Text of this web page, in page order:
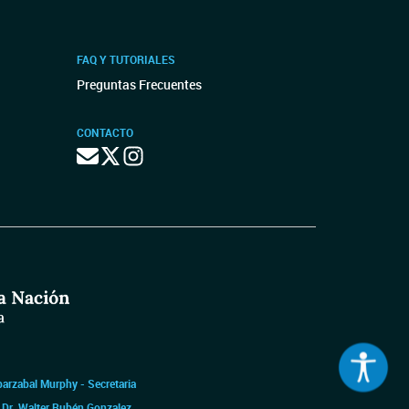
FAQ Y TUTORIALES
Preguntas Frecuentes
CONTACTO
Murphy - Secretaria